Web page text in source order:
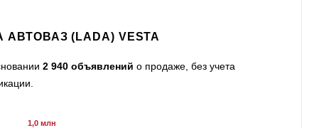
(LADA) VESTA
2 940 объявлений о продаже, без учета
1,0 млн